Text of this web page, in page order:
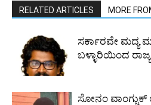
RELATED ARTICLES MORE
ಸರ್ಕಾರವೇ ಮದ್ಯ
ಬಳ್ಳಾರಿಯಿಂದ ರಾಜ್ಯ
ಸೋನಂ ವಾಂಗ್ಚುಕ್